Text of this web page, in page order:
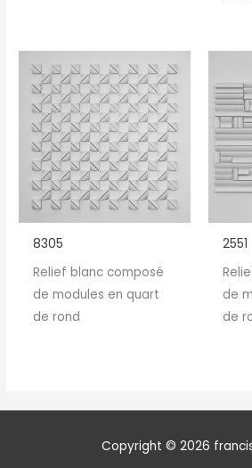
8305
Relief blanc composé
de modules en quart
de rond
2551
de
de
Copyright © 2026